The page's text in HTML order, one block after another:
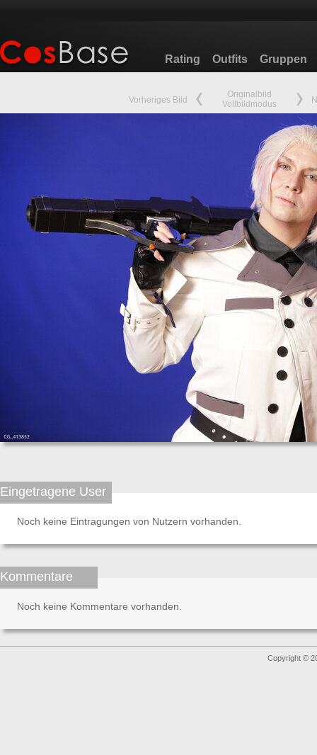
Rating Outfits Gruppen
Vorheriges Bild
Originalbild
Vollbildmodus
Eingetragene User
Noch keine Eintragungen von Nutzern vorhanden.
Kommentare
Noch keine Kommentare vorhanden.
Copyright ©